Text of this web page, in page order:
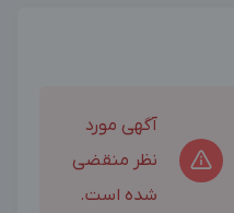
آگهی مورد
نظر منقضی
شده است.